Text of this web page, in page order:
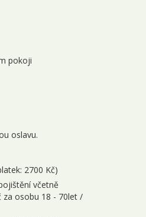
pokoji
oslavu.
2700 Kč)
včetně
za osobu 18 - 70let /